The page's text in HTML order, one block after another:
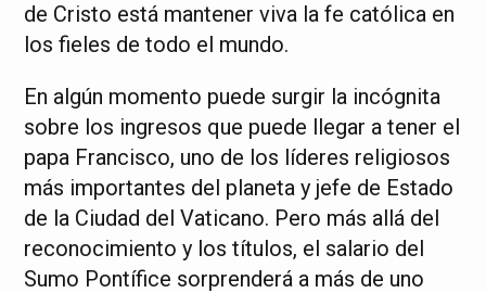
de Cristo está mantener viva la fe católica en
los fieles de todo el mundo.
En algún momento puede surgir la incógnita
sobre los ingresos que puede llegar a tener el
papa Francisco, uno de los líderes religiosos
más importantes del planeta y jefe de Estado
de la Ciudad del Vaticano. Pero más allá del
reconocimiento y los títulos, el salario del
Sumo Pontífice sorprenderá a más de uno